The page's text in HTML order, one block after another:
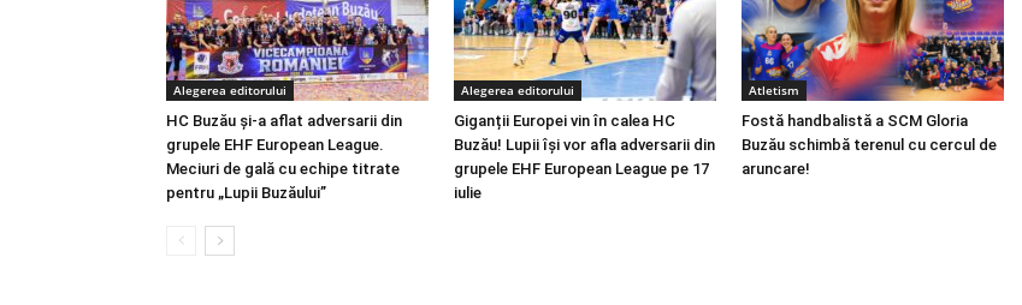
Alegerea editorului
HC Buzău și-a aflat adversarii din
grupele EHF European League.
Meciuri de gală cu echipe titrate
pentru „Lupii Buzăului”
Alegerea editorului
Giganții Europei vin în calea HC
Buzău! Lupii își vor afla adversarii din
grupele EHF European League pe 17
iulie
Atletism
Fostă handbalistă a SCM Gloria
Buzău schimbă terenul cu cercul de
aruncare!